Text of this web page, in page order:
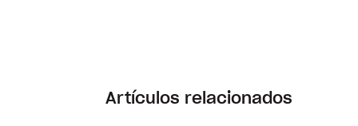
Artículos relacionados